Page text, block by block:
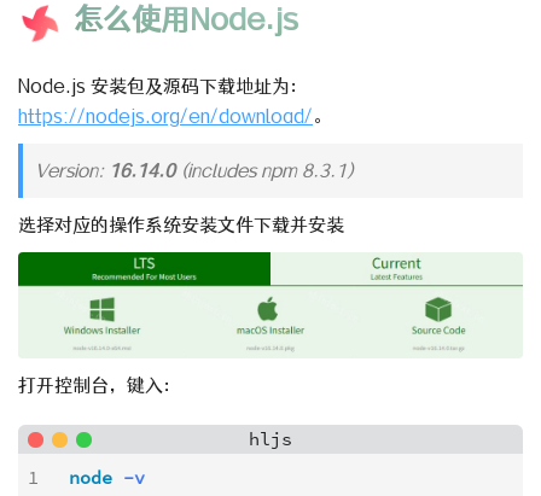
怎么使用Node.js
Node.js 安装包及源码下载地址为：
https://nodejs.org/en/download/。
Version: 16.14.0(includes npm 8.3.1)
选择对应的操作系统安装文件下载并安装
打开控制台，键入：
hljs
1
node -v